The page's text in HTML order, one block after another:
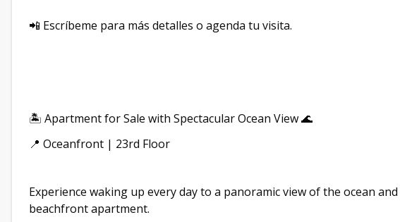
📲 Escríbeme para más detalles o agenda tu visita.
🏝 Apartment for Sale with Spectacular Ocean View 🌊
📍 Oceanfront | 23rd Floor
Experience waking up every day to a panoramic view of the ocean
beachfront apartment.